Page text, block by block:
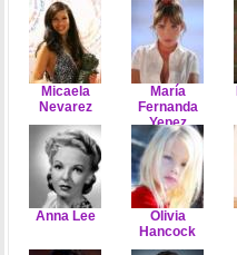
Micaela
Nevarez
María
Fernanda
Yepez
Anna Lee
Olivia
Hancock